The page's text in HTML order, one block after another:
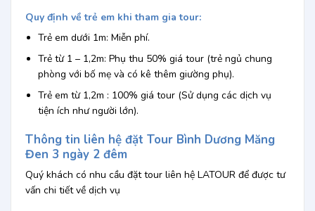
Quy định về trẻ em khi tham gia tour:
Trẻ em dưới 1m: Miễn phí.
Trẻ từ 1 – 1,2m: Phụ thu 50% giá tour (trẻ ngủ chung
phòng với bố mẹ và có kê thêm giường phụ).
Trẻ em từ 1,2m : 100% giá tour (Sử dụng các dịch vụ
tiện ích như người lớn).
Thông tin liên hệ đặt Tour Bình Dương Măng
Đen 3 ngày 2 đêm
Quý khách có nhu cầu đặt tour liên hệ LATOUR để được tư
vấn chi tiết về dịch vụ